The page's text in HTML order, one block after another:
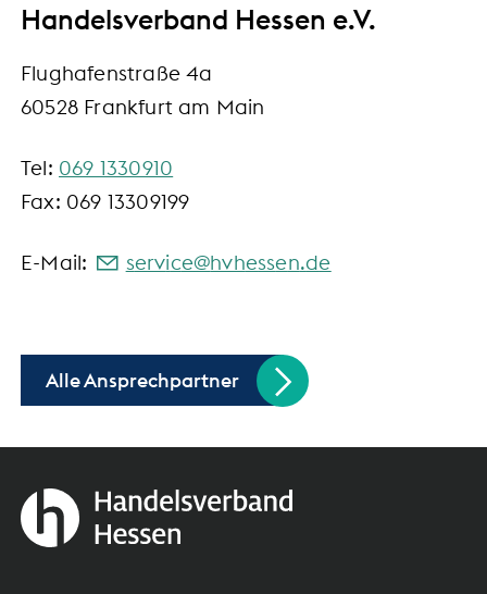
Handelsverband Hessen e.V.
Flughafenstraße 4a
60528 Frankfurt am Main
Tel: 069 1330910
Fax: 069 13309199
E-Mail: s rv c hvh ss n d
Alle Ansprechpartner